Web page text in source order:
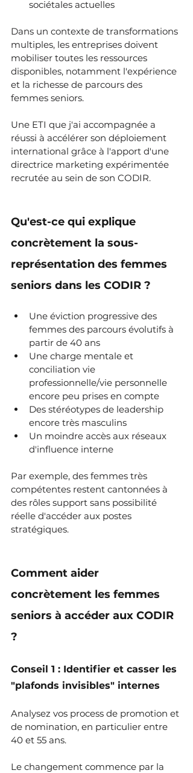
sociétales actuelles
Dans un contexte de transformations
multiples, les entreprises doivent
mobiliser toutes les ressources
disponibles, notamment l'expérience
et la richesse de parcours des
femmes seniors.
Une ETI que j'ai accompagnée a
réussi à accélérer son déploiement
international grâce à l'apport d'une
directrice marketing expérimentée
recrutée au sein de son CODIR.
Qu'est-ce qui explique
concrètement la sous-
représentation des femmes
seniors dans les CODIR ?
Une éviction progressive des
femmes des parcours évolutifs à
partir de 40 ans
Une charge mentale et
conciliation vie
professionnelle/vie personnelle
encore peu prises en compte
Des stéréotypes de leadership
encore très masculins
Un moindre accès aux réseaux
d'influence interne
Par exemple, des femmes très
compétentes restent cantonnées à
des rôles support sans possibilité
réelle d'accéder aux postes
stratégiques.
Comment aider
concrètement les femmes
seniors à accéder aux CODIR
?
Conseil 1 : Identifier et casser les
"plafonds invisibles" internes
Analysez vos process de promotion et
de nomination, en particulier entre
40 et 55 ans.
Le changement commence par la